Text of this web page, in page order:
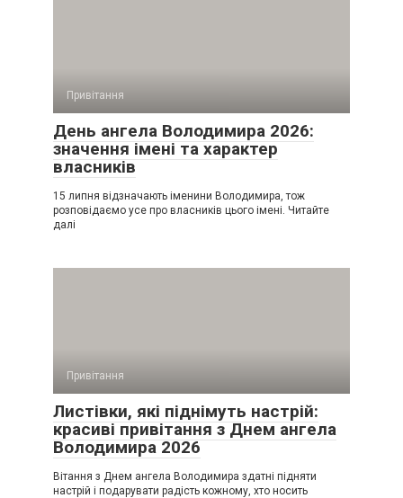
Привітання
День ангела Володимира 2026:
значення імені та характер
власників
15 липня відзначають іменини Володимира, тож
розповідаємо усе про власників цього імені. Читайте
далі
Привітання
Листівки, які піднімуть настрій:
красиві привітання з Днем ангела
Володимира 2026
Вітання з Днем ангела Володимира здатні підняти
настрій і подарувати радість кожному, хто носить